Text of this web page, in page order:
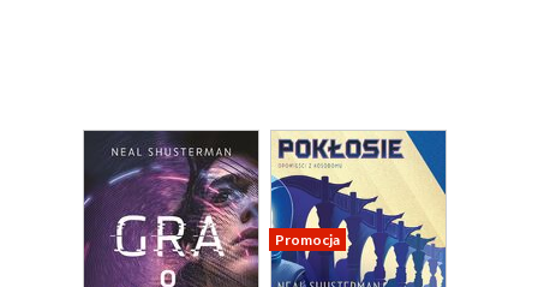
Promocja